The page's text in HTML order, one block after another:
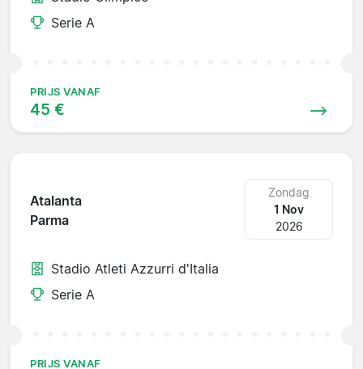
Serie A
PRIJS VANAF
45 €
Atalanta
Parma
Zondag
1 Nov
2026
Stadio Atleti Azzurri d'Italia
Serie A
PRIJS VANAF